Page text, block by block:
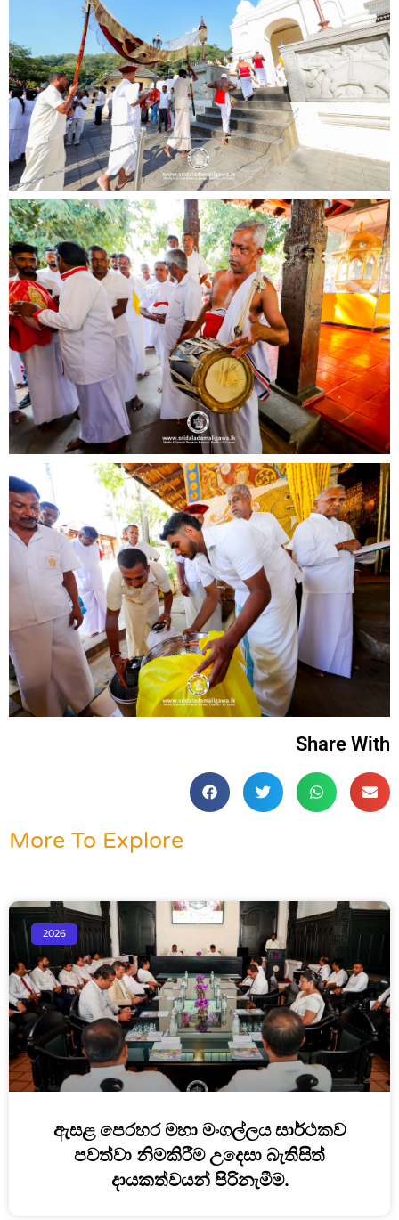
Share With
More To Explore
2026
ඇසළ පෙරහර මහා මංගල්ලය සාර්ථකව
පවත්වා නිමකිරීම උදෙසා බැතිසිත්
දායකත්වයන් පිරිනැමීම.